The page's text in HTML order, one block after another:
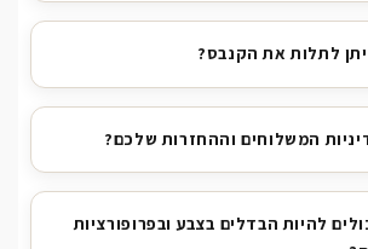
לתלות את הקנבס?
המשלוחים וההחזרות שלכם?
להיות הבדלים בצבע ובפרופורציות